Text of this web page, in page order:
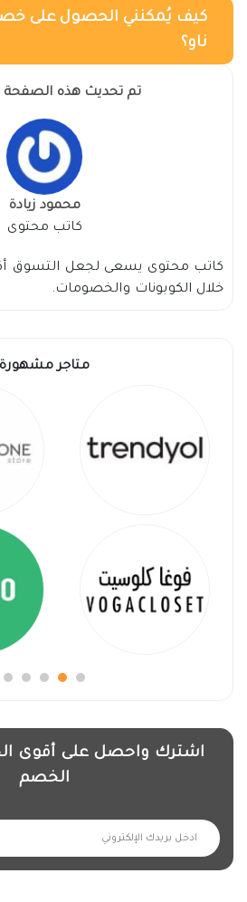
كيف يُمكنني الحصول على
ناو؟
تم تحديث هذه
محمود زيادة
كاتب محتوى
كاتب محتوى يسعى لجعل التسوق
خلال الكوبونات والخصومات.
متاجر مشهورة
اشترك واحصل على أقوى
الخصم